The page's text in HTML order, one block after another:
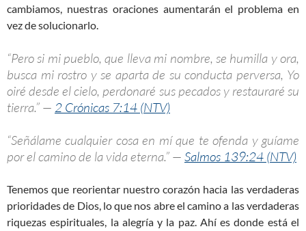
cambiamos, nuestras oraciones aumentarán el problema en
vez de solucionarlo.
“Pero si mi pueblo, que lleva mi nombre, se humilla y ora,
busca mi rostro y se aparta de su conducta perversa, Yo
oiré desde el cielo, perdonaré sus pecados y restauraré su
tierra.” — 2 Crónicas 7:14 (NTV)
“Señálame cualquier cosa en mí que te ofenda y guíame
por el camino de la vida eterna.” — Salmos 139:24 (NTV)
Tenemos que reorientar nuestro corazón hacia las verdaderas
prioridades de Dios, lo que nos abre el camino a las verdaderas
riquezas espirituales, la alegría y la paz. Ahí es donde está el